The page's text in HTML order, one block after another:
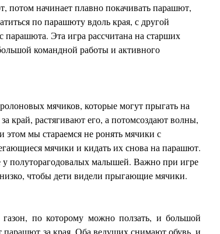
потом начинает плавно покачивать парашют,
по парашюту вдоль края, с другой
парашюта. Эта игра рассчитана на старших
командной работы и активного
мячиков, которые могут прыгать на
край, растягивают его, а потомсоздают волны,
мы стараемся не ронять мячики с
мячики и кидать их снова на парашют.
полуторагодовалых малышей. Важно при игре
чтобы дети видели прыгающие мячики.
по которому можно ползать, и большой
за края. Оба ведущих снимают обувь, и